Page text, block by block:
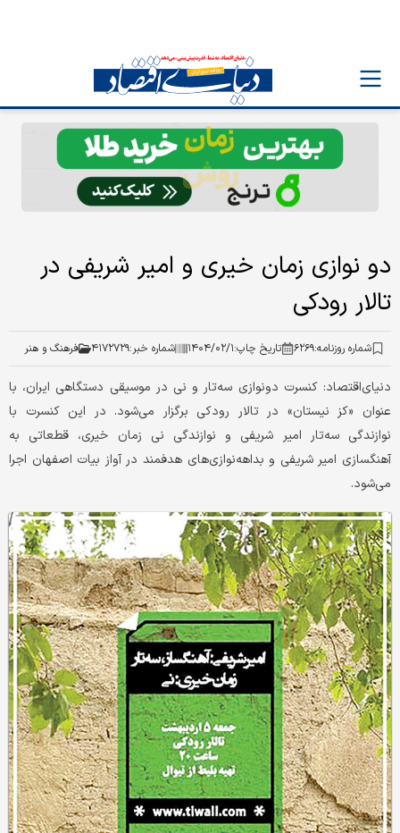
دو نوازی زمان خیری و امیر شریفی در
تالار رودکی
شماره روزنامه:۶۲۶۹ تاریخ چاپ:۱۴۰۴/۰۲/۱ شماره خبر:۴۱۷۲۷۲۹ فرهنگ و هنر
دنیای‌اقتصاد: کنسرت دونوازی سه‌تار و نی در موسیقی دستگاهی ایران، با
عنوان «کز نیستان» در تالار رودکی برگزار می‌شود. در این کنسرت با
نوازندگی سه‌تار امیر شریفی و نوازندگی نی زمان خیری، قطعاتی به
آهنگسازی امیر شریفی و بداهه‌نوازی‌های هدفمند در آواز بیات اصفهان اجرا
می‌شود.